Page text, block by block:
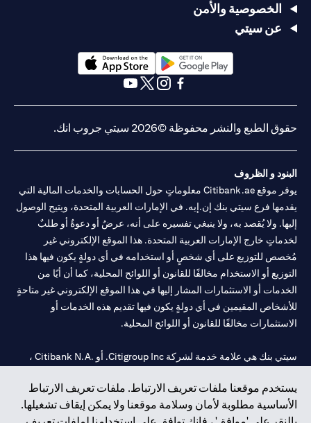
يستخدم موقعنا ملفات تعريف الارتباط. ملفات تعريف الارتباط
الأساسية مطلوبة لأمان وسلامة موقعنا ولا يمكن إيقاف تشغيلها.
الخصوصية والأمن
عن سيتي
(opens in a new tab)
حقوق الطبع والنشر محفوظة ©2026 سيتي جروب انك.
البنود و الظروف
يوفر موقع Citibank.ae معلوماتٍ حول الحسابات والخدمات المالية التي
يقدمها فرع سيتي بنك إن.إيه. في الإمارات العربية المتحدة، ويتيح الوصول
إليها. ولا يُقصد به، ولا ينبغي تفسيره على أنه، عرضٌ أو دعوةٌ أو طلبٌ
لخدماتٍ خارج الإمارات العربية المتحدة. هذا الموقع الإلكتروني غير
مُخصص للتوزيع على أي شخصٍ أو استخدامه في أي دولةٍ يكون فيها هذا
التوزيع أو الاستخدام مخالفًا للقانون أو اللوائح المحلية، كما أن أيًا من
الخدمات أو الاستثمارات المشار إليها في هذا الموقع الإلكتروني غير متاحةٍ
للأشخاص المقيمين في أي دولةٍ يكون فيها تقديم هذه الخدمات أو
الاستثمارات مخالفًا للقانون أو اللوائح المحلية.
سيتي بنك هي علامة خدمة لشركة Citigroup Inc. أو .Citibank N.A ،
سيتي بنك إن. إيه. الإمارات مسجل لدى مصرف الإمارات المركزي تحت